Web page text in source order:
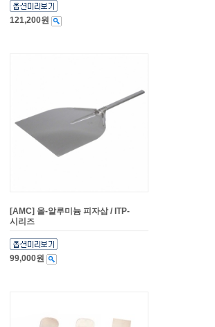
121,200원
[AMC] 올-알루미늄 피자삽 / ITP-
시리즈
99,000원